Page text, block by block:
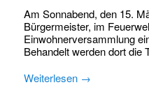
Am Sonnabend, den 15.
Bürgermeister, im
Einwohnerversammlung
Behandelt werden dort die
Weiterlesen →